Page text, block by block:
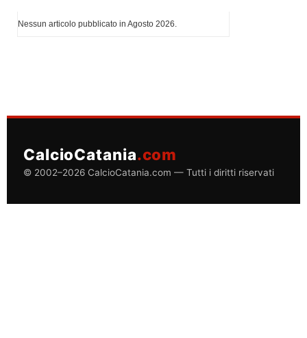
Nessun articolo pubblicato in Agosto 2026.
CalcioCatania.com
© 2002–2026 CalcioCatania.com — Tutti i diritti riservati